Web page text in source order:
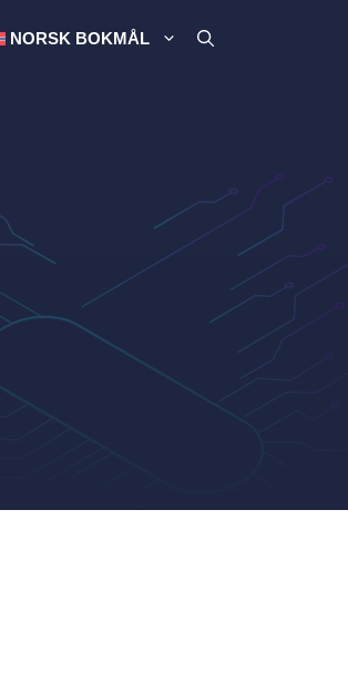
NORSK BOKMÅL